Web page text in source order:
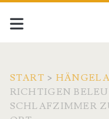
START >
RICHTIGEN
SCHLAFZIMMER